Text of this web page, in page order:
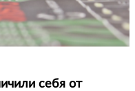
себя от